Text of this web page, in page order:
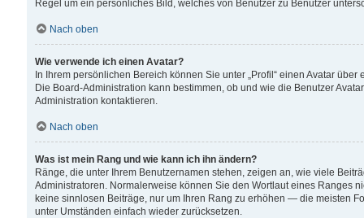
Regel um ein persönliches Bild, welches von Benutzer zu Benutzer
Nach oben
Wie verwende ich einen Avatar?
In Ihrem persönlichen Bereich können Sie unter „Profil“ einen Avatar
Die Board-Administration kann bestimmen, ob und wie die Benutzer
Administration kontaktieren.
Nach oben
Was ist mein Rang und wie kann ich ihn ändern?
Ränge, die unter Ihrem Benutzernamen stehen, zeigen an, wie viele
Administratoren. Normalerweise können Sie den Wortlaut eines Ranges
keine sinnlosen Beiträge, nur um Ihren Rang zu erhöhen — die meisten
unter Umständen einfach wieder zurücksetzen.